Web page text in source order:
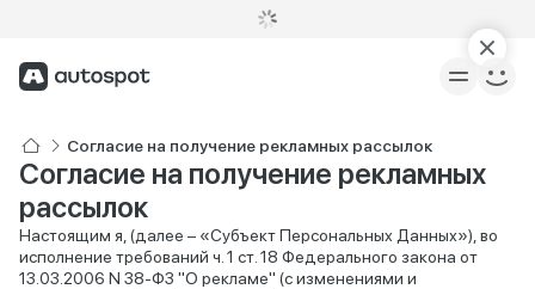
Согласие на получение рекламных рассылок
Согласие на получение рекламных
рассылок
Настоящим я, (далее – «Субъект Персональных Данных»), во
исполнение требований ч. 1 ст. 18 Федерального закона от
13.03.2006 N 38-ФЗ "О рекламе" (с изменениями и